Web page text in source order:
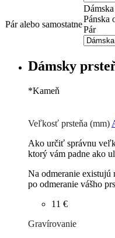
Pár alebo samostatne
Pánska
Pár
Dámsky
*Kameň
Veľkosť prsteňa (mm)
Ako určiť správnu
ktorý vám padne ako
Na odmeranie existujú
po odmeranie vášho
11 €
Gravírovanie